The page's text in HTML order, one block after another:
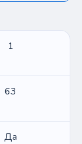
1
63
Да